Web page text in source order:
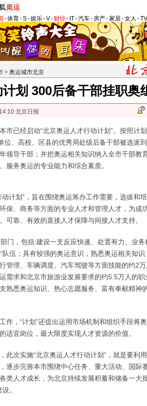
-体育-S-娱乐-V- 财经- IT-汽车- 房产-家居-女人 -TV
> 奥运城市北京
划 300后备干部挂职奥
北京日报
已经启动“北京奥运人才行动计划”。按照计
位、高校、区县的优秀局处级后备干部被选派
领导干部；并把奥运相关知识纳入全市干部教
服务奥运的专业能力和综合素质。
划”，旨在围绕奥运筹办工作需要，选拔和培
保、商务等方面的专业人才和管理人才，为成
可靠、有效的直接人才保障与间接人才支持。
，包括:建设一支反应快速、处置有力、业务
伍；具有较强的奥运意识，熟悉奥运相关知识
管理、车辆调度、汽车驾驶等方面技能的约2
需求和北京市旅游业发展要求的约5.5万人的职
熟悉奥运知识、热心志愿服务、富有奉献精神
，“计划”还提出运用市场机制和组织手段将奥
适宜岗位，最大限度实现人才资源的价值。
次实施“北京奥运人才行动计划”，就是要利
逐步完善本市围绕中心任务、重大活动、国际
类人才成长，为北京持续发展积蓄和储备一大
。